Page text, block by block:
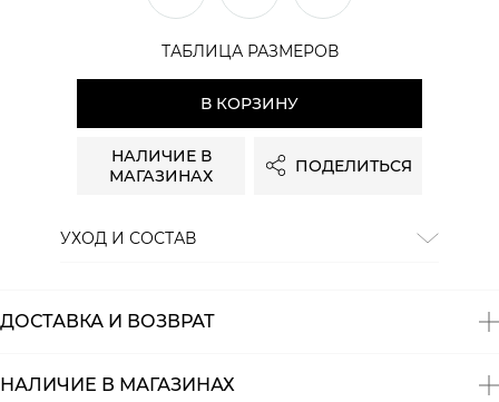
ТАБЛИЦА РАЗМЕРОВ
В КОРЗИНУ
НАЛИЧИЕ В
МАГАЗИНАХ
ПОДЕЛИТЬСЯ
УХОД И СОСТАВ
ДОСТАВКА И ВОЗВРАТ
НАЛИЧИЕ В МАГАЗИНАХ